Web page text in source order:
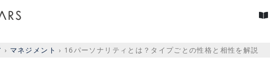
› マネジメント › 16パーソナリティとは？タイプごとの性格と相性を解説